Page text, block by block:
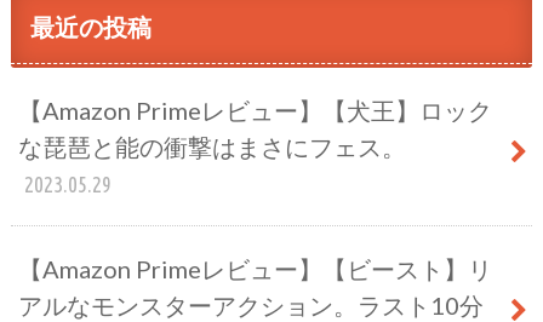
最近の投稿
【Amazon Primeレビュー】【犬王】ロック
な琵琶と能の衝撃はまさにフェス。
2023.05.29
【Amazon Primeレビュー】【ビースト】リ
アルなモンスターアクション。ラスト10分